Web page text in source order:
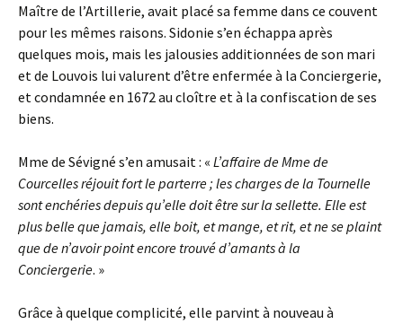
Maître de l’Artillerie, avait placé sa femme dans ce couvent
pour les mêmes raisons. Sidonie s’en échappa après
quelques mois, mais les jalousies additionnées de son mari
et de Louvois lui valurent d’être enfermée à la Conciergerie,
et condamnée en 1672 au cloître et à la confiscation de ses
biens.
Mme de Sévigné s’en amusait : « L’affaire de Mme de
Courcelles réjouit fort le parterre ; les charges de la Tournelle
sont enchéries depuis qu’elle doit être sur la sellette. Elle est
plus belle que jamais, elle boit, et mange, et rit, et ne se plaint
que de n’avoir point encore trouvé d’amants à la
Conciergerie. »
Grâce à quelque complicité, elle parvint à nouveau à